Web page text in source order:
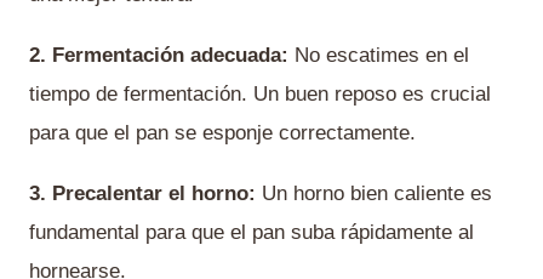
2. Fermentación adecuada: No escatimes en el
tiempo de fermentación. Un buen reposo es crucial
para que el pan se esponje correctamente.
3. Precalentar el horno: Un horno bien caliente es
fundamental para que el pan suba rápidamente al
hornearse.